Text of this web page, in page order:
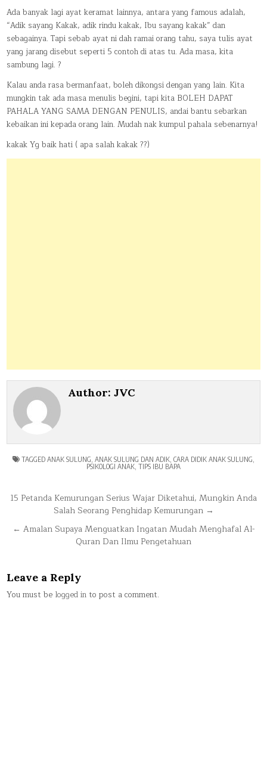
Ada banyak lagi ayat keramat lainnya, antara yang famous adalah,
“Adik sayang Kakak, adik rindu kakak, Ibu sayang kakak” dan
sebagainya. Tapi sebab ayat ni dah ramai orang tahu, saya tulis ayat
yang jarang disebut seperti 5 contoh di atas tu. Ada masa, kita
sambung lagi. ?
Kalau anda rasa bermanfaat, boleh dikongsi dengan yang lain. Kita
mungkin tak ada masa menulis begini, tapi kita BOLEH DAPAT
PAHALA YANG SAMA DENGAN PENULIS, andai bantu sebarkan
kebaikan ini kepada orang lain. Mudah nak kumpul pahala sebenarnya!
kakak Yg baik hati ( apa salah kakak ??)
Author:JVC
TAGGED ANAK SULUNG, ANAK SULUNG DAN ADIK, CARA DIDIK ANAK SULUNG,
PSIKOLOGI ANAK, TIPS IBU BAPA
Post
navigation
15 Petanda Kemurungan Serius Wajar Diketahui, Mungkin Anda
Salah Seorang Penghidap Kemurungan →
← Amalan Supaya Menguatkan Ingatan Mudah Menghafal Al-
Quran Dan Ilmu Pengetahuan
Leave a Reply
You must be logged in to post a comment.